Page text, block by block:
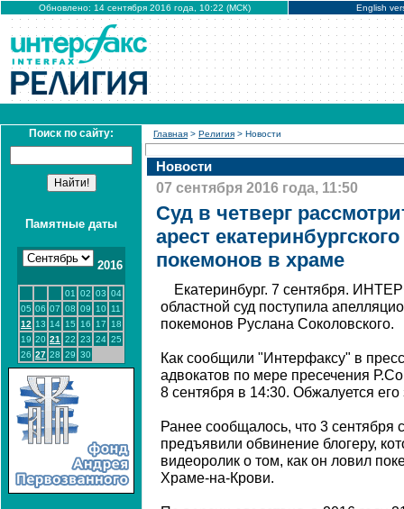
Обновлено: 14 сентября 2016 года, 10:22 (МСК) English
Поиск по сайту:
Памятные даты
2016
01 02 03 04
05 06 07 08 09 10
11
12 13 14 15 16 17
18
19 20 21 22 23 24 25
26 27 28 29 30
Главная > Религия > Новости
Новости
07 сентября 2016 года, 11:50
Суд в четверг
арест
покемонов в храме
Екатеринбург. 7 сентября.
областной суд поступила
покемонов Руслана Соколовского.
Как сообщили "Интерфаксу" в
адвокатов по мере пресечения
8 сентября в 14:30. Обжалуется
Ранее сообщалось, что 3
предъявили обвинение блогеру,
видеоролик о том, как он ловил
Храме-на-Крови.